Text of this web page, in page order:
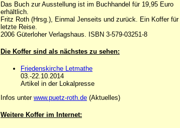
Das Buch zur Ausstellung ist im Buchhandel für 19,95 Euro
erhältlich.
Fritz Roth (Hrsg.), Einmal Jenseits und zurück. Ein Koffer für
letzte Reise.
2006 Güterloher Verlagshaus. ISBN 3-579-03251-8
Die Koffer sind als nächstes zu sehen:
Friedenskirche Letmathe
03.-22.10.2014
Artikel in der Lokalpresse
Infos unter www.puetz-roth.de (Aktuelles)
Weitere Koffer im Internet: